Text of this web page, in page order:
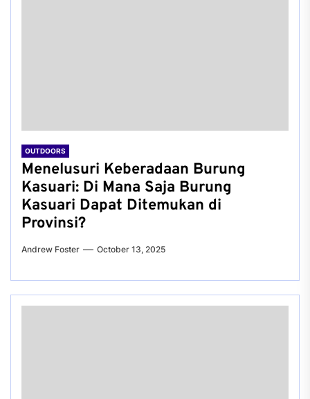
OUTDOORS
Menelusuri Keberadaan Burung
Kasuari: Di Mana Saja Burung
Kasuari Dapat Ditemukan di
Provinsi?
Andrew Foster October 13, 2025